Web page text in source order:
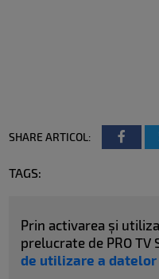
SHARE ARTICOL:
TAGS:
Prin activarea și
prelucrate de PRO TV
de utilizare a datelor